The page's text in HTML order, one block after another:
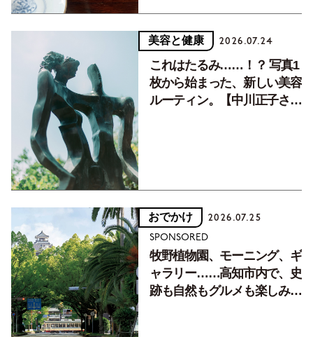
美容と健康 2026.07.24
これはたるみ……！？ 写真1
枚から始まった、新しい美容
ルーティン。【中川正子さん
おでかけ 2026.07.25
SPONSORED
牧野植物園、モーニング、ギ
ャラリー……高知市内で、史
跡も自然もグルメも楽しみ尽